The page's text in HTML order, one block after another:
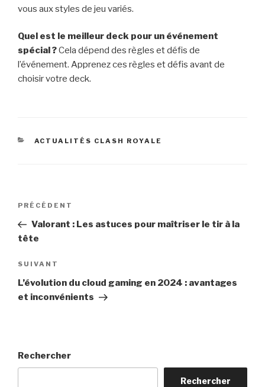
vous aux styles de jeu variés.
Quel est le meilleur deck pour un événement
spécial ?Cela dépend des règles et défis de
l’événement. Apprenez ces règles et défis avant de
choisir votre deck.
CATÉGORIES
ACTUALITÉS CLASH ROYALE
Navigation
l’article
Article
précédent
PRÉCÉDENT
Valorant : Les astuces pour maîtriser le tir à la
tête
Article
suivant
SUIVANT
L’évolution du cloud gaming en 2024 : avantages
et inconvénients
Rechercher
Rechercher